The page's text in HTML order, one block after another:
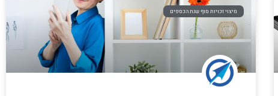
מיצוי זכויות סוף שנת הכספים